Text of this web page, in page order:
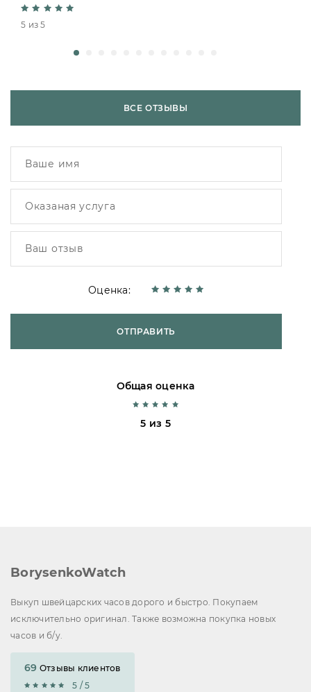
5 из 5
ВСЕ ОТЗЫВЫ
Оценка:
ОТПРАВИТЬ
Общая оценка
5 из 5
BorysenkoWatch
Выкуп швейцарских часов дорого и быстро. Покупаем
исключительно оригинал. Также возможна покупка новых
часов и б/у.
69 Отзывы клиентов
5 / 5